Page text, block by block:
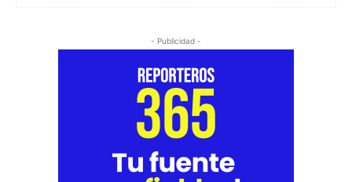
- Publicidad -